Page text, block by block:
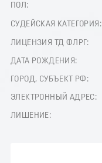
ПОЛ:
СУДЕЙСКАЯ КАТЕГОРИЯ:
ЛИЦЕНЗИЯ ТД ФЛРГ:
ДАТА РОЖДЕНИЯ:
ГОРОД, СУБЪЕКТ РФ:
ЭЛЕКТРОННЫЙ АДРЕС:
ЛИШЕНИЕ: